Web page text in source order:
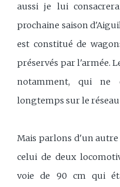
aussi je lui
prochaine saison
est constitué de
préservés par l'armée.
notamment, qui ne
longtemps sur le
Mais parlons d'un autre
celui de deux
voie de 90 cm qui